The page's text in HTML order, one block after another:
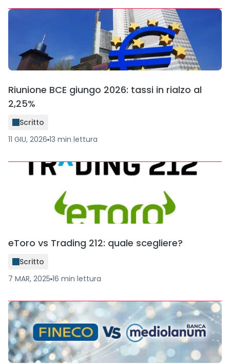
Riunione BCE giungo 2026: tassi in rialzo al
2,25%
Scritto
11 GIU, 2026 13 min lettura
eToro vs Trading 212: quale scegliere?
Scritto
7 MAR, 2025 16 min lettura